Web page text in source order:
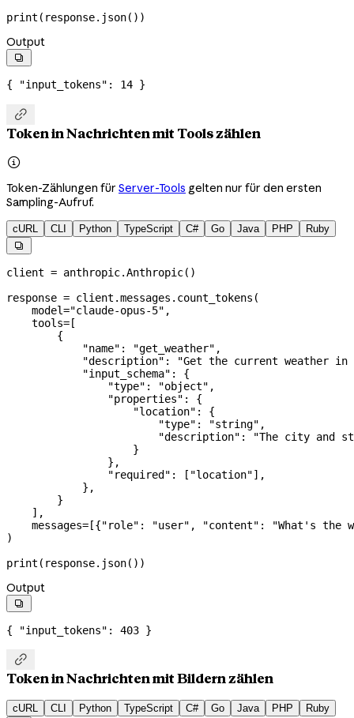
print (response.json())
Output

{ "input_tokens" : 14 }

Token in Nachrichten mit Tools zählen

Token-Zählungen für Server-Tools gelten nur für den ersten
Sampling-Aufruf.
cURL CLI Python TypeScript C# Go Java PHP Ruby

client = anthropic.Anthropic()
response = client.messages.count_tokens(
    model
="claude-opus-5" ,
    tools
= [
        {
            "name"
: "get_weather" ,
            "description"
:
"Get the current weather
            "input_schema"
: {
                "type"
: "object" ,
                "properties"
: {
                    "location"
: {
                        "type"
: "string" ,
                        "description"
:
"The city and
                    }
                },
                "required"
: [ "location"],
            },
        }
    ],
    messages
= [{"role" : "user" , "content" :
"What's the
)
print (response.json())
Output

{ "input_tokens" : 403 }

Token in Nachrichten mit Bildern zählen
cURL CLI Python TypeScript C# Go Java PHP Ruby